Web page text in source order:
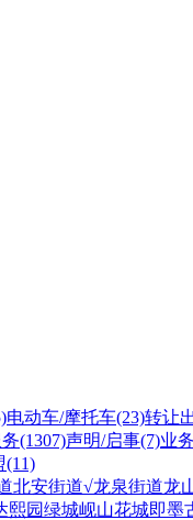
电动车/摩托车(23)转让
(1307)声明/启事(7)业
(11)
北安街道√龙泉街道龙
熙园绿城岘山花城即墨